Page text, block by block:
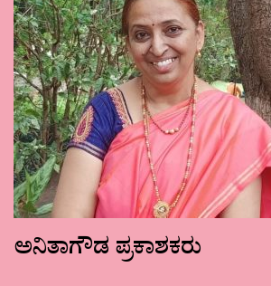
ಅನಿತಾಗೌಡ ಪ್ರಕಾಶಕರು